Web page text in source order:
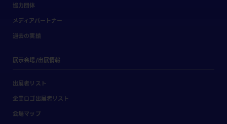
協力団体
メディアパートナー
過去の実績
展示会場/出展情報
出展者リスト
企業ロゴ出展者リスト
会場マップ